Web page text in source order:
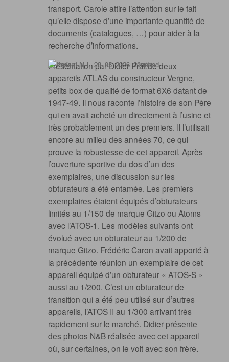
transport. Carole attire l’attention sur le fait
qu’elle dispose d’une importante quantité de
documents (catalogues, …) pour aider à la
recherche d’informations.
Présentation par Didier Prat de deux
appareils ATLAS du constructeur Vergne,
petits box de qualité de format 6X6 datant de
1947-49. Il nous raconte l’histoire de son Père
qui en avait acheté un directement à l’usine et
très probablement un des premiers. Il l’utilisait
encore au milieu des années 70, ce qui
prouve la robustesse de cet appareil. Après
l’ouverture sportive du dos d’un des
exemplaires, une discussion sur les
obturateurs a été entamée. Les premiers
exemplaires étaient équipés d’obturateurs
limités au 1/150 de marque Gitzo ou Atoms
avec l’ATOS-1. Les modèles suivants ont
évolué avec un obturateur au 1/200 de
marque Gitzo. Frédéric Caron avait apporté à
la précédente réunion un exemplaire de cet
appareil équipé d’un obturateur « ATOS-S »
aussi au 1/200. C’est un obturateur de
transition qui a été peu utilisé sur d’autres
appareils, l’ATOS II au 1/300 arrivant très
rapidement sur le marché. Didier présente
des photos N&B réalisée avec cet appareil
où, sur certaines, on le voit avec son frère.